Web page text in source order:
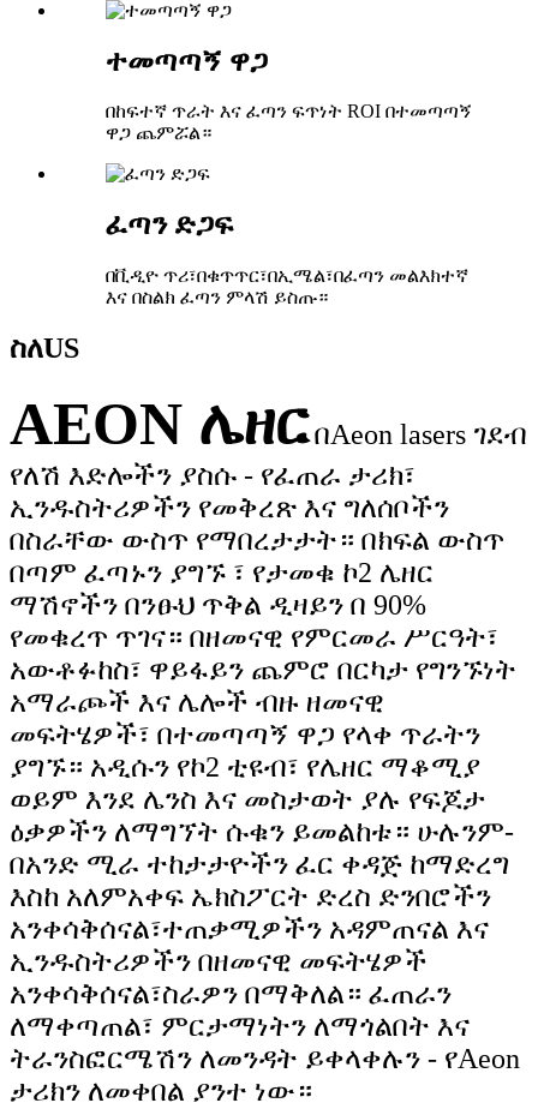
ተመጣጣኝ ዋጋ
በከፍተኛ ጥራት እና ፈጣን ፍጥነት ROI በተመጣጣኝ
ዋጋ ጨምሯል።
ፈጣን ድጋፍ
በቪዲዮ ጥሪ፣በቁጥጥር፣በኢሜል፣በፈጣን መልእክተኛ
እና በስልክ ፈጣን ምላሽ ይስጡ።
ስለUS
AEON ሌዘርበAeon lasers ገደብ
የለሽ እድሎችን ያስሱ - የፈጠራ ታሪክ፣
ኢንዱስትሪዎችን የመቅረጽ እና ግለሰቦችን
በስራቸው ውስጥ የማበረታታት። በክፍል ውስጥ
በጣም ፈጣኑን ያግኙ ፣ የታመቁ ኮ2 ሌዘር
ማሽኖችን በንፁህ ጥቅል ዲዛይን በ 90%
የመቁረጥ ጥገና። በዘመናዊ የምርመራ ሥርዓት፣
አውቶፉከስ፣ ዋይፋይን ጨምሮ በርካታ የግንኙነት
አማራጮች እና ሌሎች ብዙ ዘመናዊ
መፍትሄዎች፣ በተመጣጣኝ ዋጋ የላቀ ጥራትን
ያግኙ። አዲሱን የኮ2 ቲዩብ፣ የሌዘር ማቆሚያ
ወይም እንደ ሌንስ እና መስታወት ያሉ የፍጆታ
ዕቃዎችን ለማግኘት ሱቁን ይመልከቱ። ሁሉንም-
በአንድ ሚራ ተከታታዮችን ፈር ቀዳጅ ከማድረግ
እስከ አለምአቀፍ ኤክስፖርት ድረስ ድንበሮችን
አንቀሳቅሰናል፣ተጠቃሚዎችን አዳምጠናል እና
ኢንዱስትሪዎችን በዘመናዊ መፍትሄዎች
አንቀሳቅሰናል፣ስራዎን በማቅለል። ፈጠራን
ለማቀጣጠል፣ ምርታማነትን ለማጎልበት እና
ትራንስፎርሜሽን ለመንዳት ይቀላቀሉን - የAeon
ታሪክን ለመቀበል ያንተ ነው።